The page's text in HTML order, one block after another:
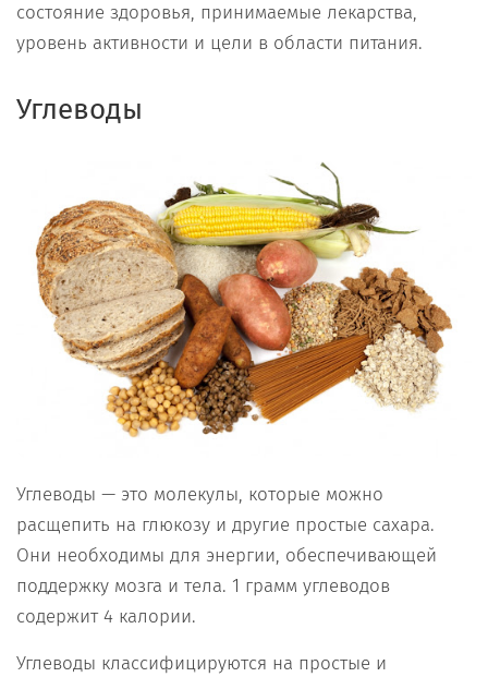
состояние здоровья, принимаемые лекарства,
уровень активности и цели в области питания.
Углеводы
Углеводы — это молекулы, которые можно
расщепить на глюкозу и другие простые сахара.
Они необходимы для энергии, обеспечивающей
поддержку мозга и тела. 1 грамм углеводов
содержит 4 калории.
Углеводы классифицируются на простые и